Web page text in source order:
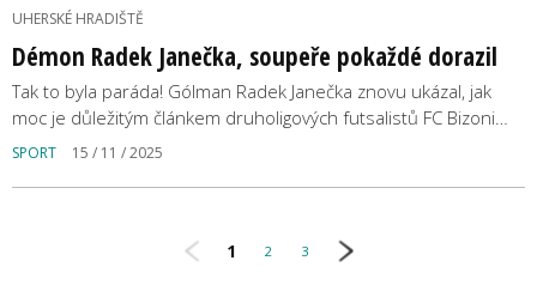
UHERSKÉ HRADIŠTĚ
Démon Radek Janečka, soupeře pokaždé dorazil
Tak to byla paráda! Gólman Radek Janečka znovu ukázal, jak
moc je důležitým článkem druholigových futsalistů FC Bizoni…
SPORT 15 / 11 / 2025
1 2 3